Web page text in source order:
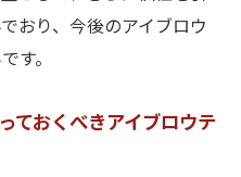
おり、今後のアイブロウ
す。
ておくべきアイブロウテ